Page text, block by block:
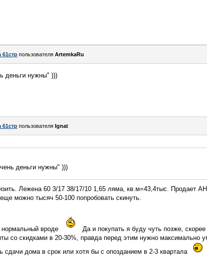
пользователя ArtemkaRu
деньги нужны" )))
пользователя Ignat
деньги нужны" )))
Лежена 60 3/17 38/17/10 1,65 ляма, кв.м=43,4тыс. Продает
можно тысяч 50-100 попробовать скинуть.
нормальный вроде
Да и покупать я буду чуть позже, скорее
со скидками в 20-30%, правда перед этим нужно максимально
сдачи дома в срок или хотя бы с опозданием в 2-3 квартала